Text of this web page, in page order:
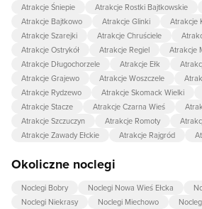
Atrakcje Śniepie
Atrakcje Rostki Bajtkowskie
Atrakcje Bajtkowo
Atrakcje Glinki
Atrakcje
Atrakcje Szarejki
Atrakcje Chruściele
Atrakcje Ostrykół
Atrakcje Regiel Atrakcje
Atrakcje Długochorzele
Atrakcje Ełk
Atrakcje Grajewo
Atrakcje Woszczele
Atrakcje Rydzewo
Atrakcje Skomack Wielki
Atrakcje Stacze
Atrakcje Czarna Wieś
Atrakcje Szczuczyn
Atrakcje Romoty
Atrakcje Zawady Ełckie
Atrakcje Rajgród
Okoliczne noclegi
Noclegi Bobry Noclegi Nowa Wieś Ełcka
Noclegi Niekrasy
Noclegi Miechowo